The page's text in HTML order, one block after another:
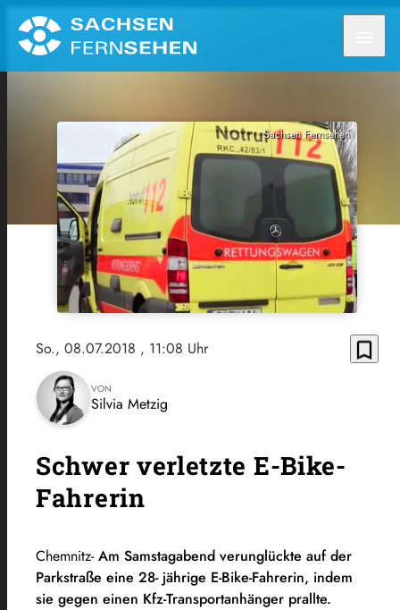
Sachsen Fernsehen
So., 08.07.2018 , 11:08 Uhr bookmark_border
VON
Silvia Metzig
Schwer verletzte E-Bike-
Fahrerin
Chemnitz-Am Samstagabend verunglückte auf der
Parkstraße eine 28- jährige E-Bike-Fahrerin, indem
sie gegen einen Kfz-Transportanhänger prallte.